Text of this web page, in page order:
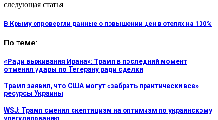
следующая статья
В Крыму опровергли данные о повышении цен в отелях на 100%
По теме:
«Ради выживания Ирана»: Трамп в последний момент
отменил удары по Тегерану ради сделки
Трамп заявил, что США могут «забрать практически все»
ресурсы Украины
WSJ: Трамп сменил скептицизм на оптимизм по украинскому
урегулированию